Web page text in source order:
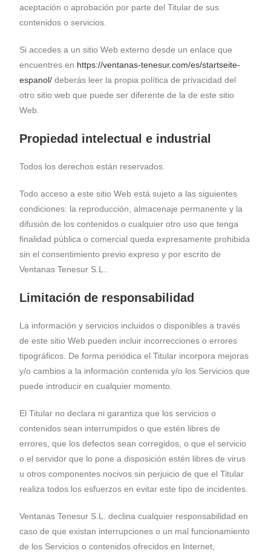
aceptación o aprobación por parte del Titular de sus
contenidos o servicios.
Si accedes a un sitio Web externo desde un enlace que
encuentres en https://ventanas-tenesur.com/es/startseite-
espanol/ deberás leer la propia política de privacidad del
otro sitio web que puede ser diferente de la de este sitio
Web.
Propiedad intelectual e industrial
Todos los derechos están reservados.
Todo acceso a este sitio Web está sujeto a las siguientes
condiciones: la reproducción, almacenaje permanente y la
difusión de los contenidos o cualquier otro uso que tenga
finalidad pública o comercial queda expresamente prohibida
sin el consentimiento previo expreso y por escrito de
Ventanas Tenesur S.L..
Limitación de responsabilidad
La información y servicios incluidos o disponibles a través
de este sitio Web pueden incluir incorrecciones o errores
tipográficos. De forma periódica el Titular incorpora mejoras
y/o cambios a la información contenida y/o los Servicios que
puede introducir en cualquier momento.
El Titular no declara ni garantiza que los servicios o
contenidos sean interrumpidos o que estén libres de
errores, que los defectos sean corregidos, o que el servicio
o el servidor que lo pone a disposición estén libres de virus
u otros componentes nocivos sin perjuicio de que el Titular
realiza todos los esfuerzos en evitar este tipo de incidentes.
Ventanas Tenesur S.L. declina cualquier responsabilidad en
caso de que existan interrupciones o un mal funcionamiento
de los Servicios o contenidos ofrecidos en Internet,